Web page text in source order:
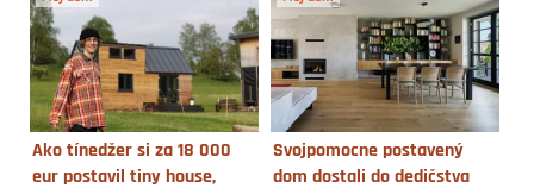
Ako tínedžer si za 18 000
eur postavil tiny house,
Svojpomocne postavený
dom dostali do dedičstva